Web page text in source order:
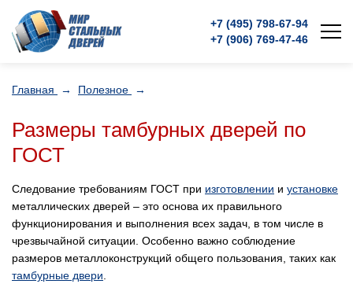
+7 (495) 798-67-94
+7 (906) 769-47-46
Главная → Полезное →
Размеры тамбурных дверей по
ГОСТ
Следование требованиям ГОСТ при изготовлении и установке
металлических дверей – это основа их правильного
функционирования и выполнения всех задач, в том числе в
чрезвычайной ситуации. Особенно важно соблюдение
размеров металлоконструкций общего пользования, таких как
тамбурные двери